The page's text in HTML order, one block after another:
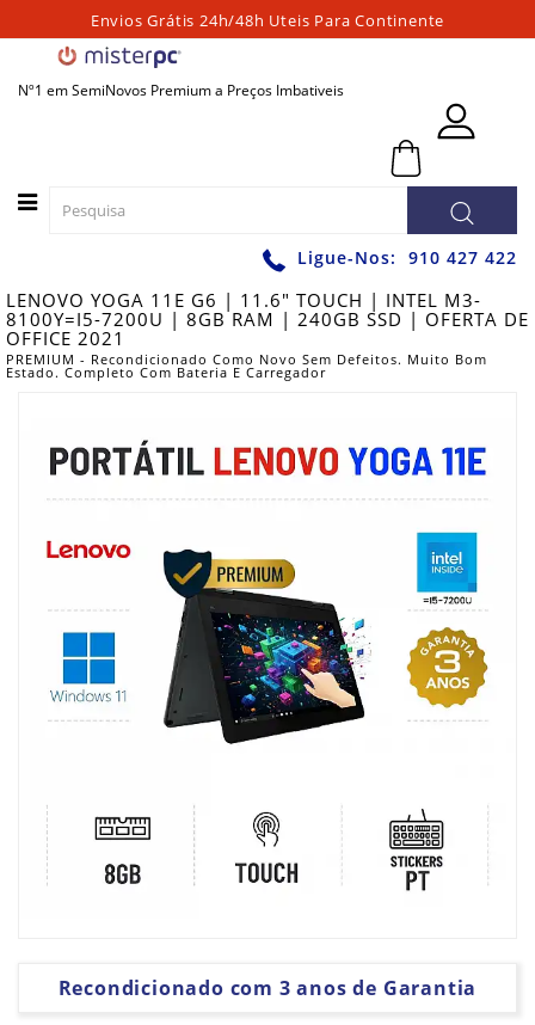
Envios Grátis 24h/48h Uteis Para Continente
Nº1 em SemiNovos Premium a Preços Imbativeis
Categorias
FIXOS
PARA
JOGOS
WORKSTATIONS
MONITORES
PLACAS
GRÁFICAS
SOFTWARE
Ligue-Nos: 910 427 422
LENOVO YOGA 11E G6 | 11.6" TOUCH | INTEL M3-
8100Y=I5-7200U | 8GB RAM | 240GB SSD | OFERTA DE
OFFICE 2021
PREMIUM - Recondicionado Como Novo Sem Defeitos. Muito Bom
Estado. Completo Com Bateria E Carregador
Recondicionado com 3 anos de Garantia